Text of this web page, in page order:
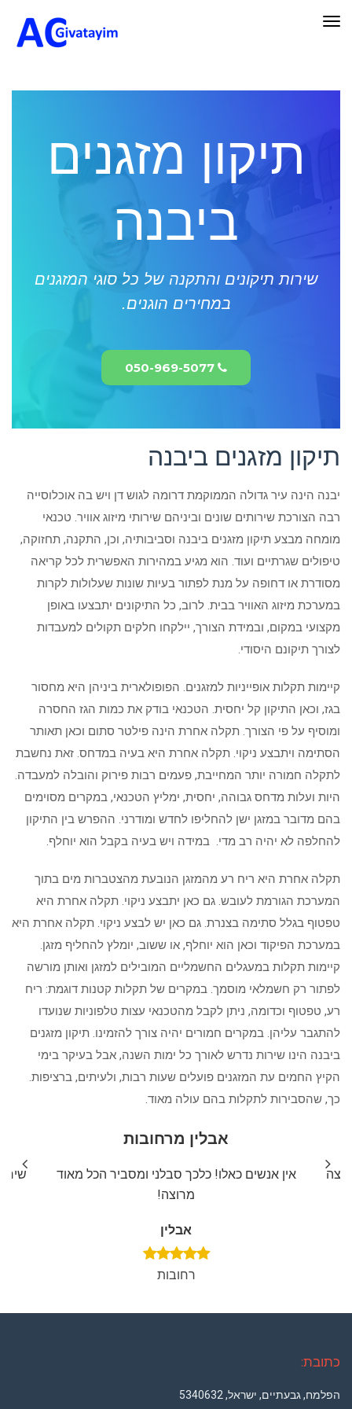
תפריט
תיקון מזגנים
ביבנה
שירות תיקונים והתקנה של כל סוגי המזגנים
במחירים הוגנים.
050-969-5077
תיקון מזגנים ביבנה
יבנה הינה עיר גדולה הממוקמת דרומה לגוש דן ויש בה אוכלוסייה
רבה הצורכת שירותים שונים וביניהם שירותי מיזוג אוויר. טכנאי
מומחה מבצע תיקון מזגנים ביבנה וסביבותיה, וכן, התקנה, תחזוקה,
טיפולים שגרתיים ועוד. הוא מגיע במהירות האפשרית לכל קריאה
מסודרת או דחופה על מנת לפתור בעיות שונות שעלולות לקרות
במערכת מיזוג האוויר בבית. לרוב, כל התיקונים יתבצעו באופן
מקצועי במקום, ובמידת הצורך, יילקחו חלקים תקולים למעבדות
לצורך תיקונם היסודי.
קיימות תקלות אופייניות למזגנים. הפופולארית ביניהן היא מחסור
בגז, וכאן התיקון קל יחסית. הטכנאי בודק את כמות הגז החסרה
ומוסיף על פי הצורך. תקלה אחרת הינה פילטר סתום וכאן תאותר
הסתימה ויתבצע ניקוי. תקלה אחרת היא בעיה במדחס. זאת נחשבת
לתקלה חמורה יותר המחייבת, פעמים רבות פירוק והובלה למעבדה.
היות ועלות מדחס גבוהה, יחסית, ימליץ הטכנאי, במקרים מסוימים
בהם מדובר במזגן ישן להחליפו לחדש ומודרני. ההפרש בין התיקון
להחלפה לא יהיה רב מדי. במידה ויש בעיה בקבל הוא יוחלף.
תקלה אחרת היא ריח רע מהמזגן הנובעת מהצטברות מים בתוך
המערכת הגורמת לעובש. גם כאן יתבצע ניקוי. תקלה אחרת היא
טפטוף בגלל סתימה בצנרת. גם כאן יש לבצע ניקוי. תקלה אחרת היא
במערכת הפיקוד וכאן הוא יוחלף, או ששוב, יומלץ להחליף מזגן.
קיימות תקלות במעגלים החשמליים המובילים למזגן ואותן מורשה
לפתור רק חשמלאי מוסמך. במקרים של תקלות קטנות דוגמת: ריח
רע, טפטוף וכדומה, ניתן לקבל מהטכנאי עצות טלפוניות שנועדו
להתגבר עליהן. במקרים חמורים יהיה צורך להזמינו. תיקון מזגנים
ביבנה הינו שירות נדרש לאורך כל ימות השנה, אבל בעיקר בימי
הקיץ החמים עת המזגנים פועלים שעות רבות, ולעיתים, ברציפות.
כך, שהסבירות לתקלות בהם עולה מאוד.
אבלין מרחובות
אין אנשים כאלו! כלכך סבלני ומסביר הכל מאוד
מרוצה!
אבלין
רחובות
כתובת:
הפלמח, גבעתיים, ישראל, 5340632